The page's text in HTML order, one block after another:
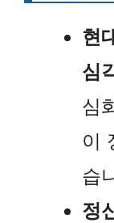
현
심
심
이
습
정